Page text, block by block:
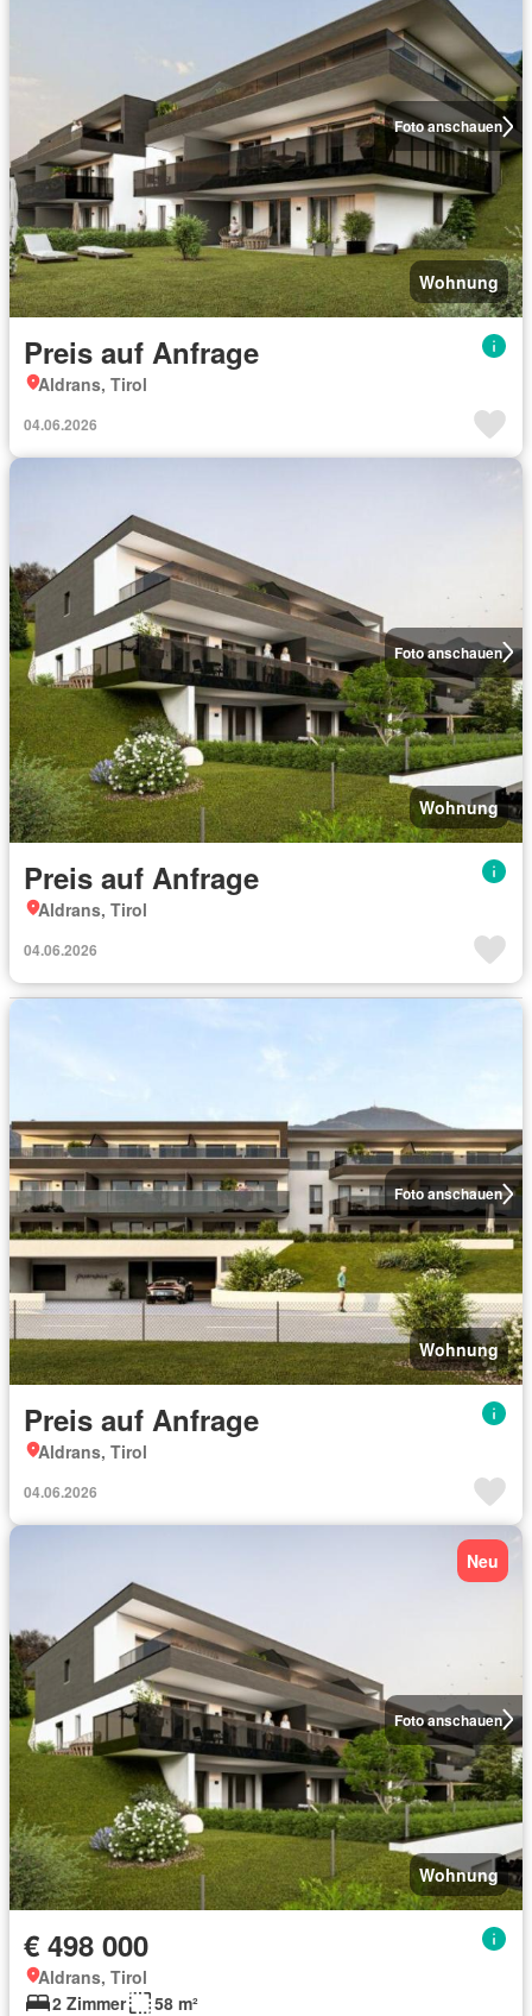
Foto anschauen
Wohnung
Preis auf Anfrage
Aldrans, Tirol
04.06.2026
Foto anschauen
Wohnung
Preis auf Anfrage
Aldrans, Tirol
04.06.2026
Foto anschauen
Wohnung
Preis auf Anfrage
Aldrans, Tirol
04.06.2026
Foto anschauen
Neu
Wohnung
€ 498 000
Aldrans, Tirol
2 Zimmer
58 m²